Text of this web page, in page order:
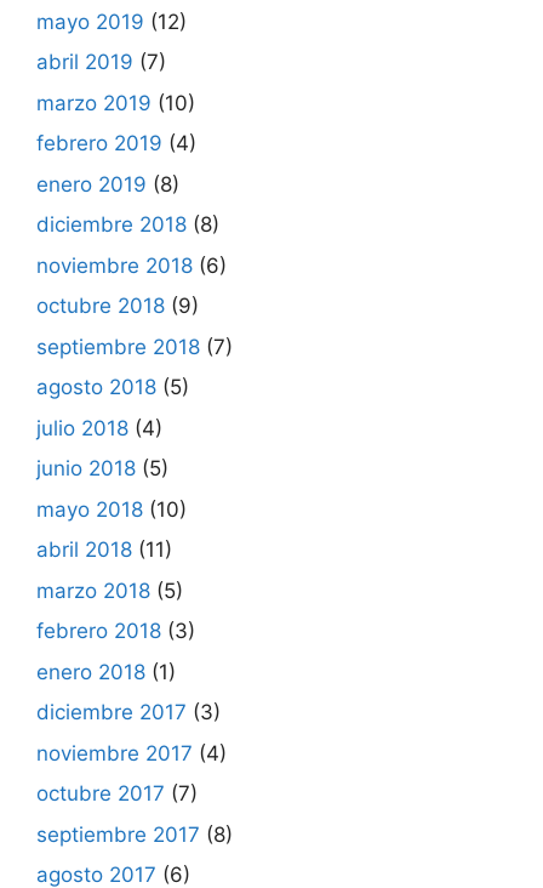
mayo 2019 (12)
abril 2019 (7)
marzo 2019 (10)
febrero 2019 (4)
enero 2019 (8)
diciembre 2018 (8)
noviembre 2018 (6)
octubre 2018 (9)
septiembre 2018 (7)
agosto 2018 (5)
julio 2018 (4)
junio 2018 (5)
mayo 2018 (10)
abril 2018 (11)
marzo 2018 (5)
febrero 2018 (3)
enero 2018 (1)
diciembre 2017 (3)
noviembre 2017 (4)
octubre 2017 (7)
septiembre 2017 (8)
agosto 2017 (6)